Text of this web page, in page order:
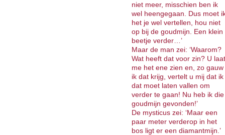
niet meer, misschien ben ik
wel heengegaan. Dus moet
het je wel vertellen, hou niet
op bij de goudmijn. Een klein
beetje verder…’
Maar de man zei: ‘Waarom?
Wat heeft dat voor zin? U laat
me het ene zien en, zo gauw
ik dat krijg, vertelt u mij dat ik
dat moet laten vallen om
verder te gaan! Nu heb ik die
goudmijn gevonden!’
De mysticus zei: ‘Maar een
paar meter verderop in het
bos ligt er een diamantmijn.’